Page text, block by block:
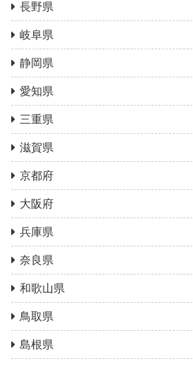
長野県
岐阜県
静岡県
愛知県
三重県
滋賀県
京都府
大阪府
兵庫県
奈良県
和歌山県
鳥取県
島根県